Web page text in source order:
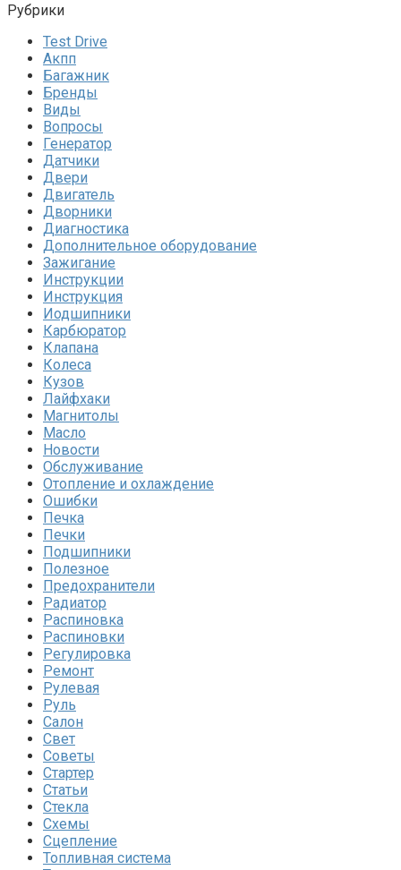
Рубрики
Test Drive
Акпп
Багажник
Бренды
Виды
Вопросы
Генератор
Датчики
Двери
Двигатель
Дворники
Диагностика
Дополнительное оборудование
Зажигание
Инструкции
Инструкция
Иодшипники
Карбюратор
Клапана
Колеса
Кузов
Лайфхаки
Магнитолы
Масло
Новости
Обслуживание
Отопление и охлаждение
Ошибки
Печка
Печки
Подшипники
Полезное
Предохранители
Радиатор
Распиновка
Распиновки
Регулировка
Ремонт
Рулевая
Руль
Салон
Свет
Советы
Стартер
Статьи
Стекла
Схемы
Сцепление
Топливная система